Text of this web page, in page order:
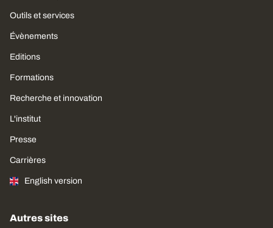
Outils et services
Évènements
Editions
Formations
Recherche et innovation
L'institut
Presse
Carrières
English version
Autres sites